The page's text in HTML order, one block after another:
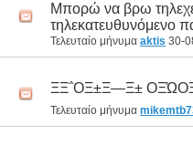
Μπορώ να βρω
τηλεκατευθυνόμενο
Τελευταίο μήνυμα aktis 30-
ΞΞ΅ΟΞ±Ξ―Ξ±
Τελευταίο μήνυμα